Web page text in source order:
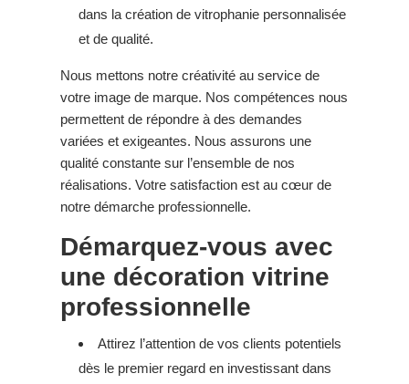
dans la création de vitrophanie personnalisée
et de qualité.
Nous mettons notre créativité au service de
votre image de marque. Nos compétences nous
permettent de répondre à des demandes
variées et exigeantes. Nous assurons une
qualité constante sur l’ensemble de nos
réalisations. Votre satisfaction est au cœur de
notre démarche professionnelle.
Démarquez-vous avec
une décoration vitrine
professionnelle
Attirez l’attention de vos clients potentiels
dès le premier regard en investissant dans